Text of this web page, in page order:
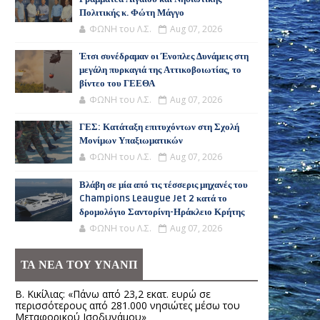
Πολιτικής κ. Φώτη Μάγγο
ΦΩΝΗ του Λ.Σ. Aug 07, 2026
Έτσι συνέδραμαν οι Ένοπλες Δυνάμεις στη
μεγάλη πυρκαγιά της Αττικοβοιωτίας, το
βίντεο του ΓΕΕΘΑ
ΦΩΝΗ του Λ.Σ. Aug 07, 2026
ΓΕΣ: Κατάταξη επιτυχόντων στη Σχολή
Μονίμων Υπαξιωματικών
ΦΩΝΗ του Λ.Σ. Aug 07, 2026
Βλάβη σε μία από τις τέσσερις μηχανές του
Champions Leaugue Jet 2 κατά το
δρομολόγιο Σαντορίνη-Ηράκλειο Κρήτης
ΦΩΝΗ του Λ.Σ. Aug 07, 2026
ΤΑ ΝΕΑ ΤΟΥ ΥΝΑΝΠ
Β. Κικίλιας: «Πάνω από 23,2 εκατ. ευρώ σε
περισσότερους από 281.000 νησιώτες μέσω του
Μεταφορικού Ισοδυνάμου»